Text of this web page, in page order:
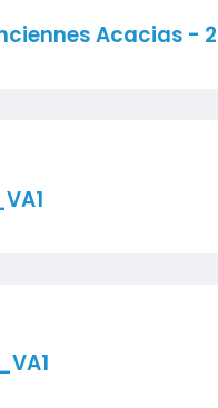
Acacias -